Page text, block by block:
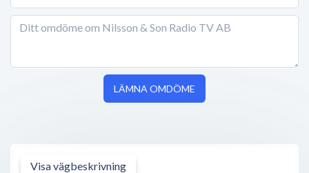
LÄMNA OMDÖME
Visa vägbeskrivning